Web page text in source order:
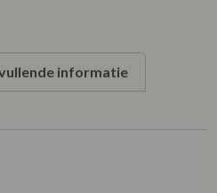
informatie